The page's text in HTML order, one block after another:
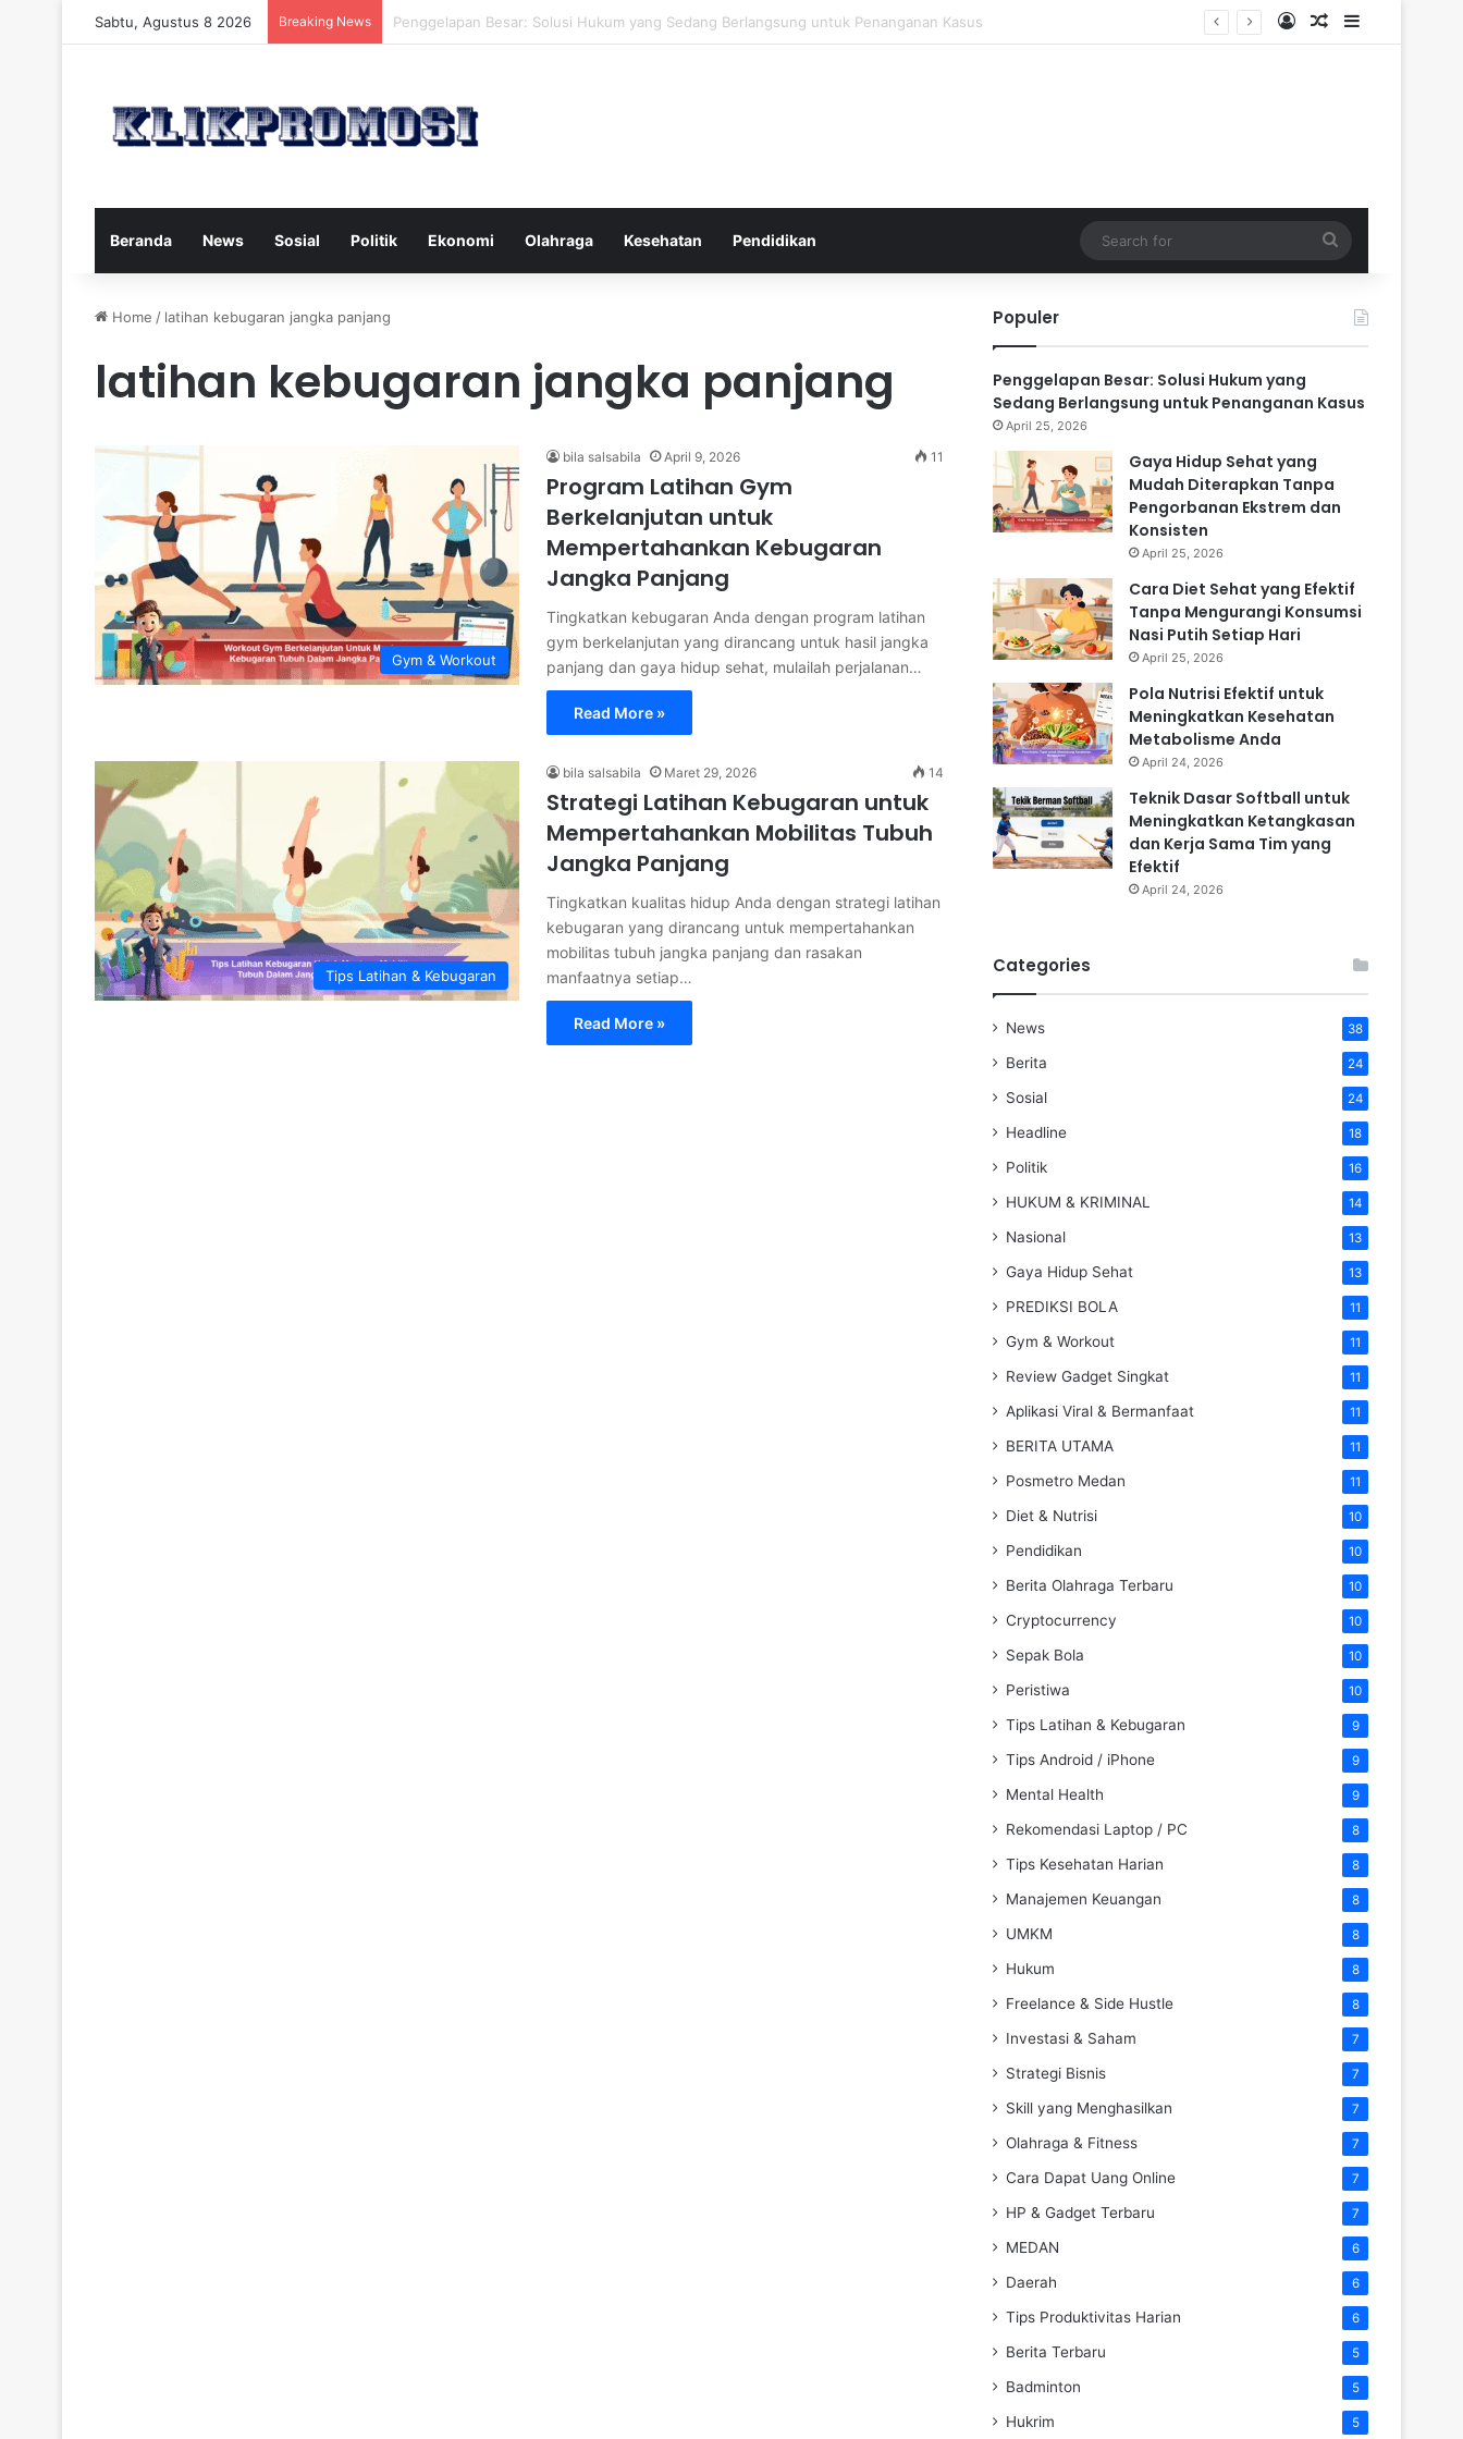
Sabtu, Agustus 8 2026 Breaking News Gaya Hidup Sehat yang Mudah Diterapkan Tanpa Pengorbanan Ekstrem dan Konsisten Log InRandom Article
Sidebar
Beranda News Sosial Politik Ekonomi Olahraga Kesehatan Pendidikan
for
Home / latihan kebugaran jangka panjang
latihan kebugaran jangka panjang
Gym & Workout
bila salsabila April 9, 2026 11
Program Latihan Gym
Berkelanjutan untuk
Mempertahankan Kebugaran
Jangka Panjang
Tingkatkan kebugaran Anda dengan program latihan
gym berkelanjutan yang dirancang untuk hasil jangka
panjang dan gaya hidup sehat, mulailah perjalanan…
Read More »
Tips Latihan & Kebugaran
bila salsabila Maret 29, 2026 14
Strategi Latihan Kebugaran untuk
Mempertahankan Mobilitas Tubuh
Jangka Panjang
Tingkatkan kualitas hidup Anda dengan strategi latihan
kebugaran yang dirancang untuk mempertahankan
mobilitas tubuh jangka panjang dan rasakan
manfaatnya setiap…
Read More »
Populer
Penggelapan Besar: Solusi Hukum yang
Sedang Berlangsung untuk Penanganan Kasus
April 25, 2026
Gaya Hidup Sehat yang
Mudah Diterapkan Tanpa
Pengorbanan Ekstrem dan
Konsisten
April 25, 2026
Cara Diet Sehat yang Efektif
Tanpa Mengurangi Konsumsi
Nasi Putih Setiap Hari
April 25, 2026
Pola Nutrisi Efektif untuk
Meningkatkan Kesehatan
Metabolisme Anda
April 24, 2026
Teknik Dasar Softball untuk
Meningkatkan Ketangkasan
dan Kerja Sama Tim yang
Efektif
April 24, 2026
Categories
News 38
Berita 24
Sosial 24
Headline 18
Politik 16
HUKUM & KRIMINAL 14
Nasional 13
Gaya Hidup Sehat 13
PREDIKSI BOLA 11
Gym & Workout 11
Review Gadget Singkat 11
Aplikasi Viral & Bermanfaat 11
BERITA UTAMA 11
Posmetro Medan 11
Diet & Nutrisi 10
Pendidikan 10
Berita Olahraga Terbaru 10
Cryptocurrency 10
Sepak Bola 10
Peristiwa 10
Tips Latihan & Kebugaran 9
Tips Android / iPhone 9
Mental Health 9
Rekomendasi Laptop / PC 8
Tips Kesehatan Harian 8
Manajemen Keuangan 8
UMKM 8
Hukum 8
Freelance & Side Hustle 8
Investasi & Saham 7
Strategi Bisnis 7
Skill yang Menghasilkan 7
Olahraga & Fitness 7
Cara Dapat Uang Online 7
HP & Gadget Terbaru 7
MEDAN 6
Daerah 6
Tips Produktivitas Harian 6
Berita Terbaru 5
Badminton 5
Hukrim 5